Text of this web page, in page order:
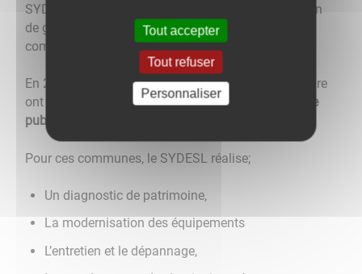
SYDESL concède à GRDF les réseaux de distribution
de gaz des communes qui lui ont transféré la
compétence.
En 2008, les 528 communes rurales de Saône & Loire
ont transféré au SYDESL leur compétence
éclairage
public
Pour ces communes, le SYDESL réalise;
Un diagnostic de patrimoine,
La modernisation des équipements
L’entretien et le dépannage,
Tout accepter
Tout refuser
Personnaliser